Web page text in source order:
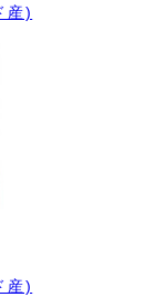
産)
産)